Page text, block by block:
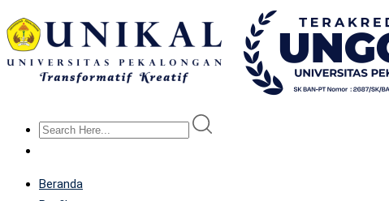
Beranda